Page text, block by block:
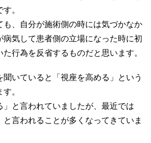
。
も、自分が施術側の時には気づかなか
病気して患者側の立場になった時に初
行為を反省するものだと思います。
いていると「視座を高める」という
。
」と言われていましたが、最近では
と言われることが多くなってきていま